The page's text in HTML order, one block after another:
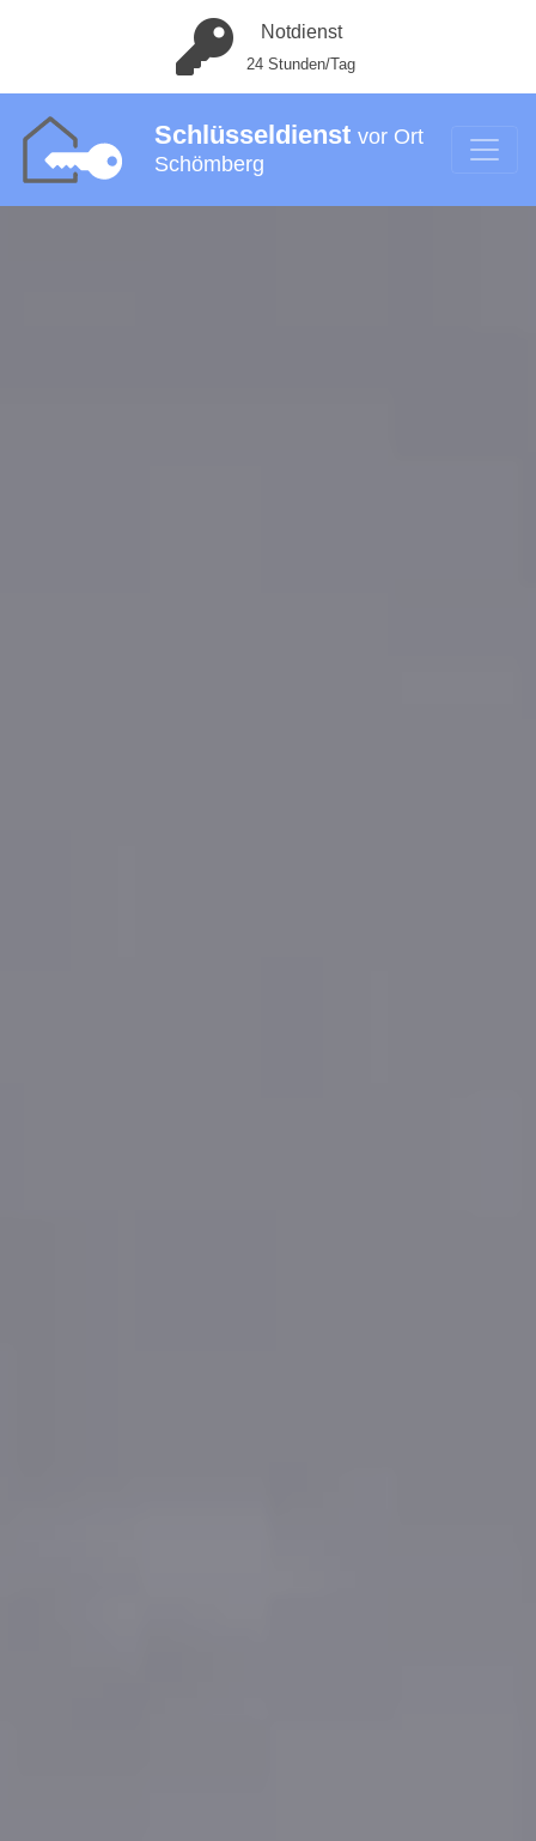
Notdienst
24 Stunden/Tag
Schlüsseldienst vor Ort
Schömberg